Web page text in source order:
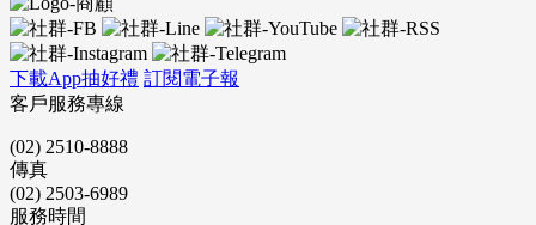
下載App抽好禮 訂閱電子報
客戶服務專線
(02) 2510-8888
傳真
(02) 2503-6989
服務時間